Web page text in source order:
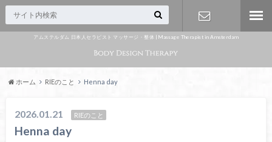
アムステルダム 日本人セラピスト マッサージ・整体 | Massage Therapist in Amsterdam
ホーム RIEのこと Henna day
2026.01.21 RIEのこと
Henna day